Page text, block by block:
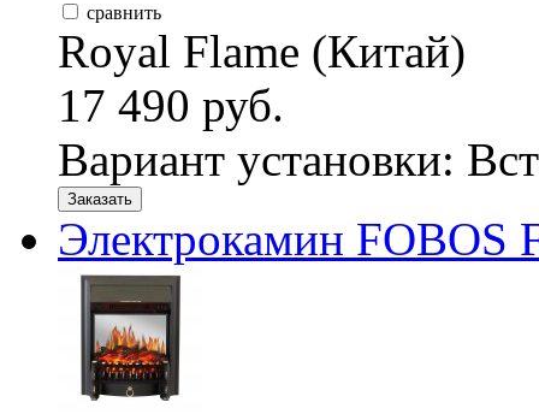
сравнить
Royal Flame (Китай)
17 490 руб.
Вариант установки:
Заказать
Электрокамин